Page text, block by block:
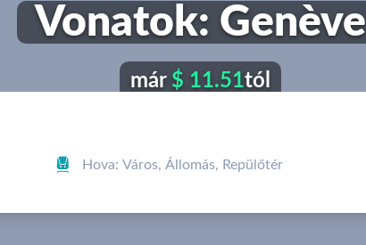
Vonatok: Genève
már $ 11.51tól
